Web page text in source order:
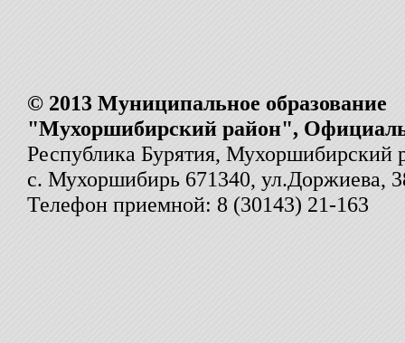
© 2013 Муниципальное образование
"Мухоршибирский район",
Республика Бурятия, Мухоршибирский
с. Мухоршибирь 671340, ул.Доржиева,
Телефон приемной: 8 (30143) 21-163